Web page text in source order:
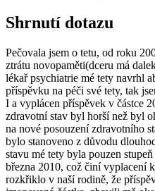
Shrnutí dotazu
Pečovala jsem o tetu, od roku
ztrátu novopaměti(dceru má
lékař psychiatrie mé tety navrhl
příspěvku na péči své tety, tak
I a vyplácen příspěvek v částce
zdravotní stav byl horší než byl
na nové posouzení zdravotního
bylo stanoveno z důvodu
stavu mé tety byla pouzen
března 2010, což činí vyplacení
rozkřiklo v naší rodině, že